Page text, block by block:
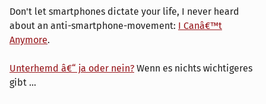
Don't let smartphones dictate your life, I never heard
about an anti-smartphone-movement: I Canâ€™t
Anymore.
Unterhemd â€“ ja oder nein? Wenn es nichts wichtigeres
gibt ...